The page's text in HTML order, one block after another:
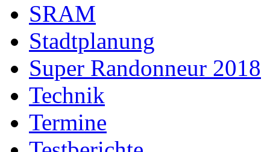
SRAM
Stadtplanung
Super Randonneur 2018
Technik
Termine